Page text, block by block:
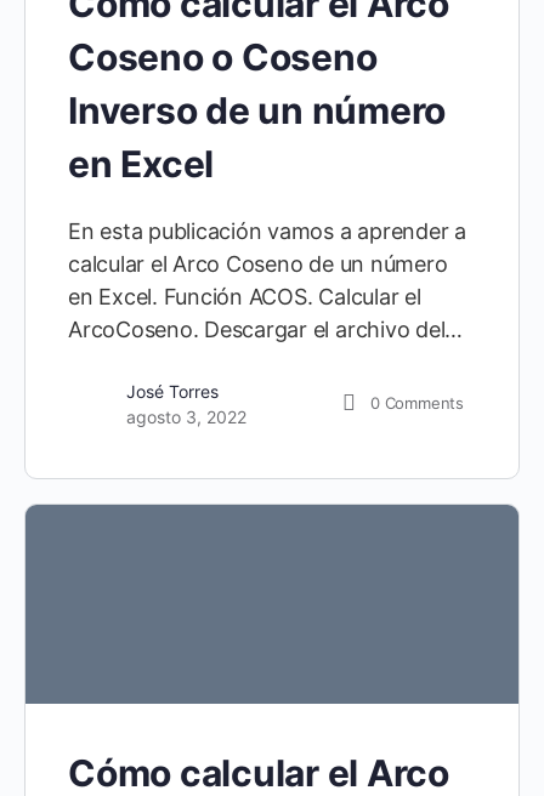
Coseno o Coseno
Inverso de un número
en Excel
En esta publicación vamos a aprender a
calcular el Arco Coseno de un número
en Excel. Función ACOS. Calcular el
ArcoCoseno. Descargar el archivo del…
José Torres
agosto 3, 2022
0 Comments
Cómo calcular el Arco